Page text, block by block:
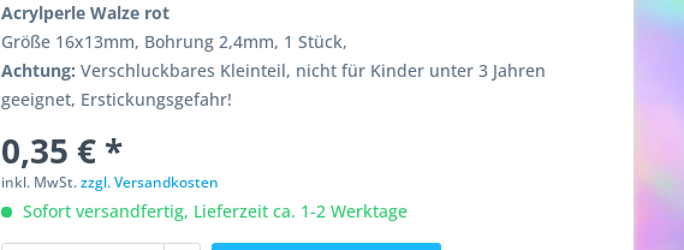
Acrylperle Walze rot
Größe 16x13mm, Bohrung 2,4mm, 1 Stück,
Achtung: Verschluckbares Kleinteil, nicht für Kinder unter 3 Jahren
geeignet, Erstickungsgefahr!
0,35 € *
inkl. MwSt.zzgl. Versandkosten
Sofort versandfertig, Lieferzeit ca. 1-2 Werktage